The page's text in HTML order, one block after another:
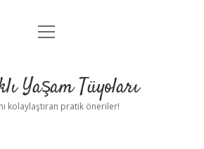
Anasayfa
Yasal Uyarı
menüyü
Yaşam Tüyoları
kolaylaştıran pratik öneriler!